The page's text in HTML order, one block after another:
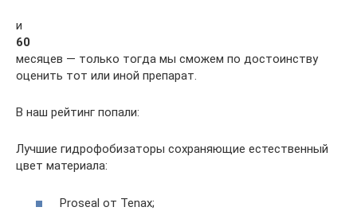
и
60
месяцев — только тогда мы сможем по достоинству
оценить тот или иной препарат.
В наш рейтинг попали:
Лучшие гидрофобизаторы сохраняющие естественный
цвет материала:
Proseal от Tenax;